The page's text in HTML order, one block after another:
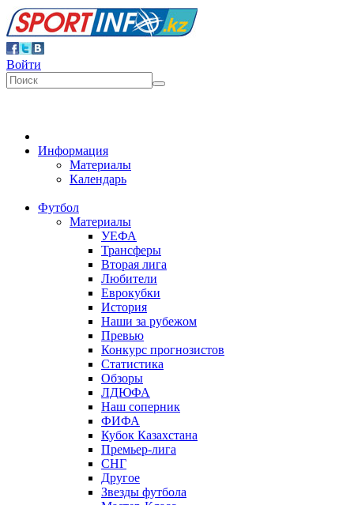
Войти
Информация
Материалы
Календарь
Футбол
Материалы
УЕФА
Трансферы
Вторая лига
Любители
Еврокубки
История
Наши за рубежом
Превью
Конкурс прогнозистов
Статистика
Обзоры
ЛДЮФА
Наш соперник
ФИФА
Кубок Казахстана
Премьер-лига
СНГ
Другое
Звезды футбола